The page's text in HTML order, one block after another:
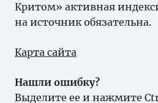
Критом» активная
на источник обязательна.
Карта сайта
Нашли ошибку?
Выделите ее и нажмите